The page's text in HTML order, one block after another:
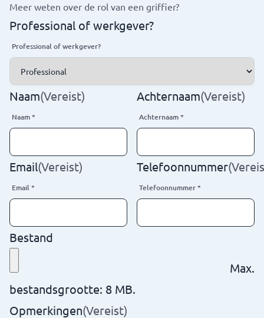
Meer weten over de rol van een griffier?
Professional of werkgever?
Professional of werkgever?
Naam(Vereist)
Naam*
Achternaam(Vereist)
Achternaam*
Email(Vereist)
Email*
Telefoonnummer
Telefoonnummer*
Bestand
Max.
bestandsgrootte: 8 MB.
Opmerkingen(Vereist)